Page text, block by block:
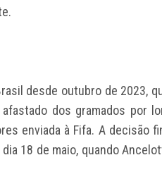
desde outubro de 2023,
dos gramados por
enviada à Fifa. A decisão
18 de maio, quando